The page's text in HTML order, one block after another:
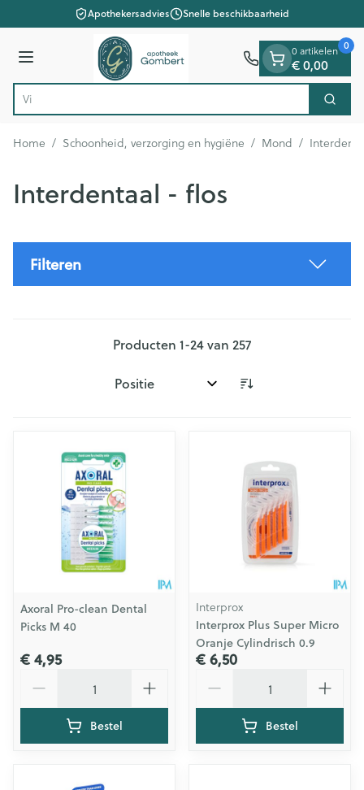
Ga naar de inhoudApothekersadvies Snelle beschikbaarheid
Menu
Product, merk, categorie...
Vind snel w Zoek
0 artikelen
€ 0,00
0
Home / Schoonheid, verzorging en hygiëne / Mond /
Interdentaal - flos
Filteren
Producten 1-24van 257
Sorteer op:
Axoral Pro-clean Dental
Picks M 40
€ 4,95
Bestel
Interprox
Interprox Plus Super Micro
Oranje Cylindrisch 0.9
€ 6,50
Bestel